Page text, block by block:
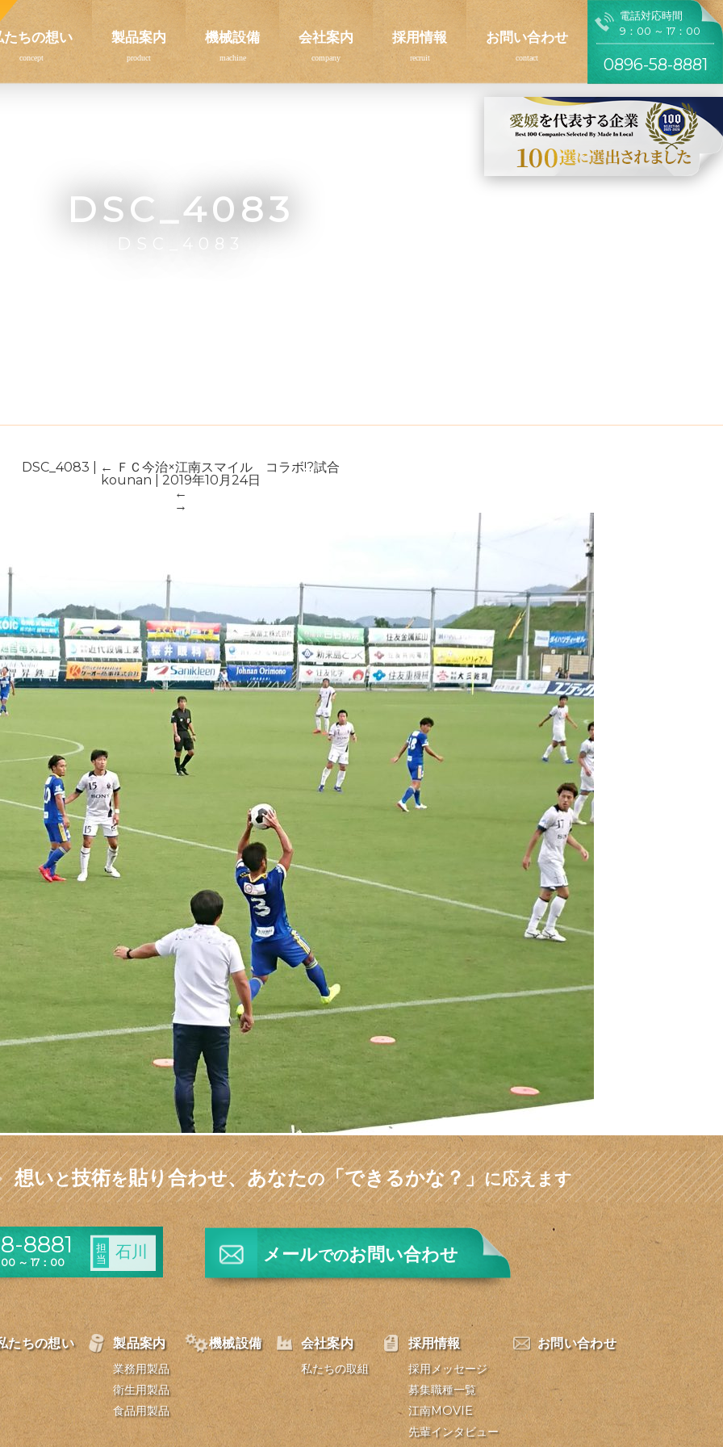
たちの想い 製品案内 機械設備 会社案内 採用情報 お問い合わせ
電話対応時間
9：00 ～ 17：00
0896-58-8881
DSC_4083
DSC_4083 ← ＦＣ今治×江南スマイル コラボ!?試合
kounan
2019年10月24日
←
→
想いと技術を貼り合わせ、あなたの「できるかな？」に応えます
8881
～ 17：00
担
当
石川 メールでのお問い合わせ
たちの想い 製品案内
業務用製品
衛生用製品
食品用製品
機械設備 会社案内
私たちの取組
採用情報
採用メッセージ
募集職種一覧
江南MOVIE
先輩インタビュー
お問い合わせ